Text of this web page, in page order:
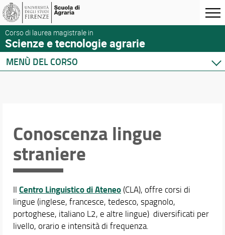
Corso di laurea magistrale in
Scienze e tecnologie agrarie
MENÙ DEL CORSO
Ricerca insegnamenti
Piano di Studio
Conoscenza lingue straniere
Corsi di formazione sulla sicurezza
Stage e tirocini
Mobilità internazionale
Docenti
Conoscenza lingue
straniere
Il Centro Linguistico di Ateneo(CLA), offre corsi di
lingue (inglese, francesce, tedesco, spagnolo,
portoghese, italiano L2, e altre lingue) diversificati per
livello, orario e intensità di frequenza.